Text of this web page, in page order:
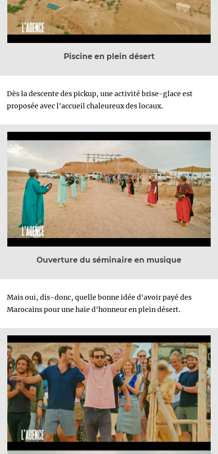
Piscine en plein désert
Dès la descente des pickup, une activité brise-glace est
proposée avec l'accueilchaleureux des locaux.
Ouverture du séminaire en musique
Mais oui, dis-donc, quelle bonne idée d'avoir payé des
Marocains pour une haie d'honneur en plein désert.